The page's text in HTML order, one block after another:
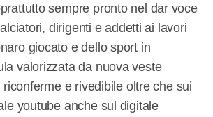
sempre pronto nel dar voce
dirigenti e addetti ai lavori
giocato e dello sport in
valorizzata da nuova veste
e rivedibile oltre che sui
youtube anche sul digitale